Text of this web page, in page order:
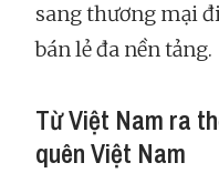
sang thương mại
bán lẻ đa nền tảng.
Từ Việt Nam ra
quên Việt Nam